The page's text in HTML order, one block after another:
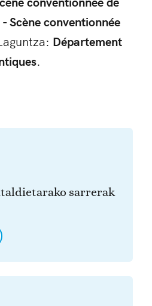
Scène conventionnée
Département
.
sarrerak